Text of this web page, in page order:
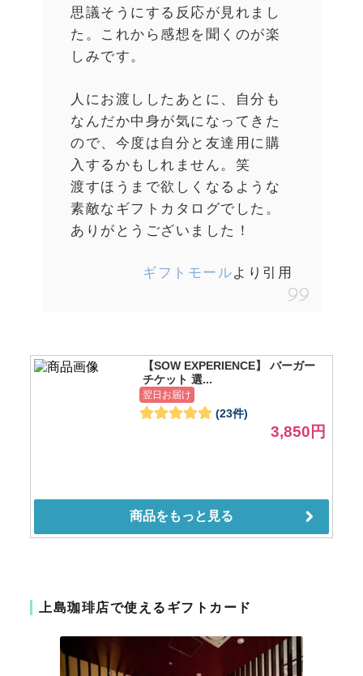
思議そうにする反応が見れまし
た。これから感想を聞くのが楽
しみです。
人にお渡ししたあとに、自分も
なんだか中身が気になってきた
ので、今度は自分と友達用に購
入するかもしれません。笑
渡すほうまで欲しくなるような
素敵なギフトカタログでした。
ありがとうございました！
ギフトモールより引用
上島珈琲店で使えるギフトカード